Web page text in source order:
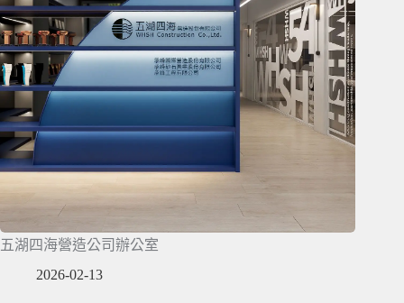
五湖四海營造公司辦公室
2026-02-13